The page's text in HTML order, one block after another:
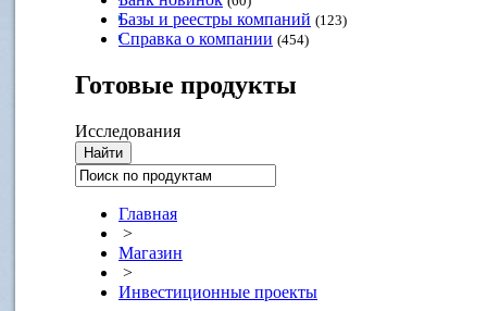
Базы и реестры компаний (123)
Справка о компании (454)
Готовые продукты
Исследования
Главная
>
Магазин
>
Инвестиционные проекты